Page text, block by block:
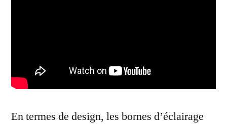
En termes de design, les bornes d’éclairage